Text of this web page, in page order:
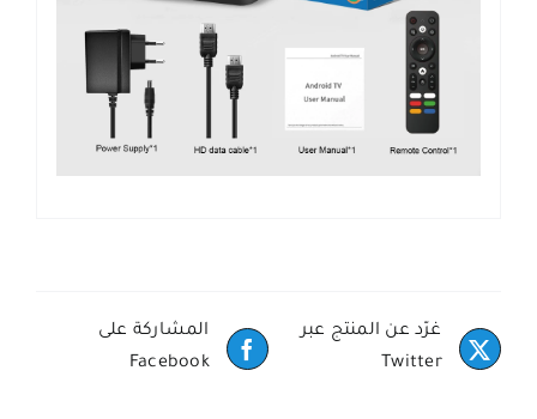
المشاركة على
Facebook
غرّد عن المنتج عبر
Twitter